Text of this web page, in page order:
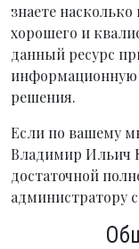
знаете
хорошего и
данный ресурс
решения.
Если по вашему
Владимир Ильич
достаточной
администратору